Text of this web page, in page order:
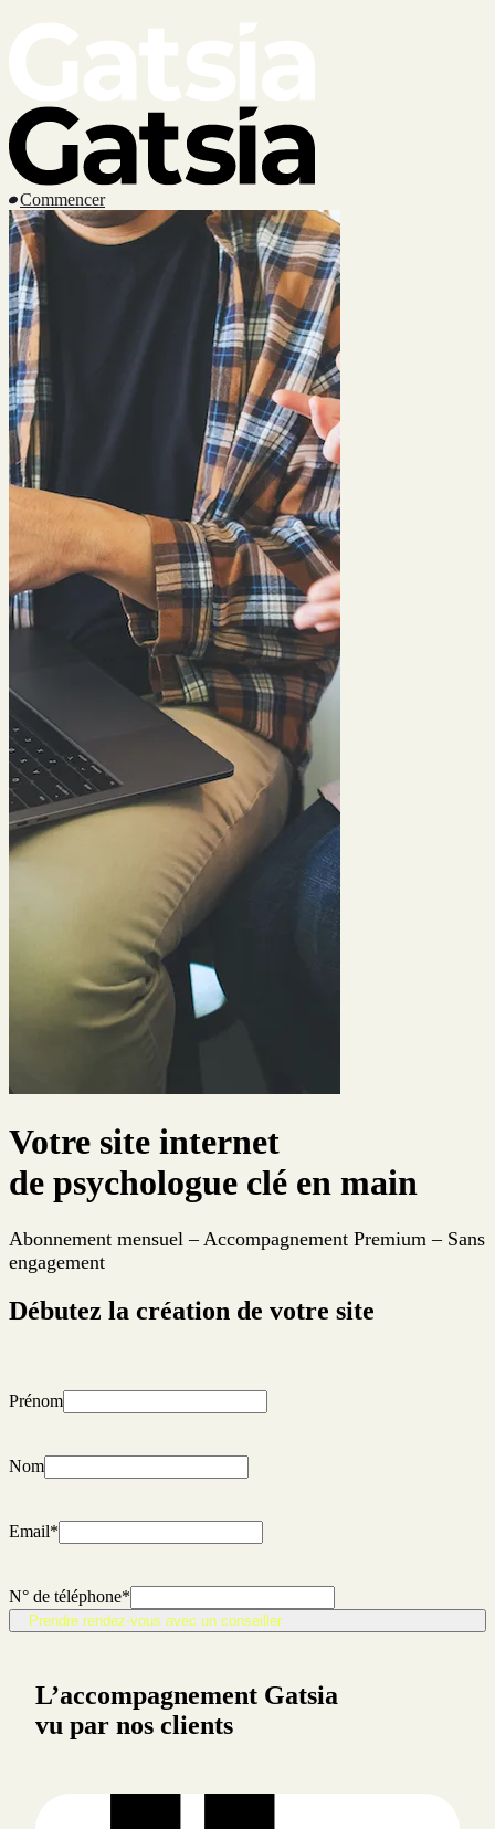
Commencer
Votre site internet
de psychologue clé en main
Abonnement mensuel – Accompagnement Premium – Sans
engagement
Débutez la création de votre site
Prénom
Nom
Email*
N° de téléphone*
Prendre rendez-vous avec un conseiller
L’accompagnement Gatsia
vu par nos clients